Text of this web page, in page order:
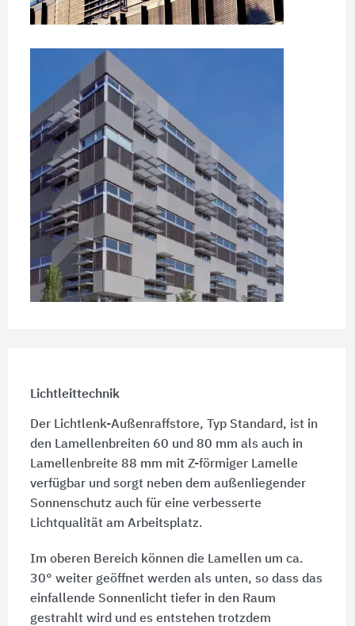
Lichtleittechnik
Der Lichtlenk-Außenraffstore, Typ Standard, ist in
den Lamellenbreiten 60 und 80 mm als auch in
Lamellenbreite 88 mm mit Z-förmiger Lamelle
verfügbar und sorgt neben dem außenliegender
Sonnenschutz auch für eine verbesserte
Lichtqualität am Arbeitsplatz.
Im oberen Bereich können die Lamellen um ca.
30° weiter geöffnet werden als unten, so dass das
einfallende Sonnenlicht tiefer in den Raum
gestrahlt wird und es entstehen trotzdem